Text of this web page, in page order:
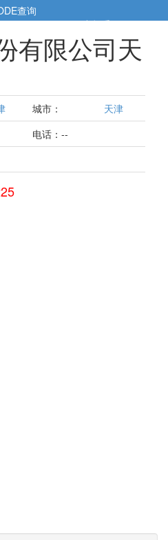
查询
5cm小帮手5cm.cn
有限公司天
城市：
天津
电话：--